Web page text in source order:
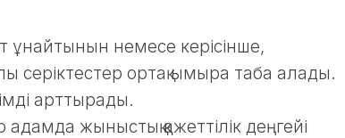
ұнайтынын немесе керісінше,
серіктестер ортақ ымыра таба алады.
арттырады.
жыныстық қажеттілік деңгейі